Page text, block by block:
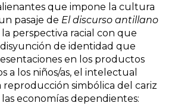
que impone la cultura
pasaje de El discurso antillano
la perspectiva racial con que
de identidad que
en los productos
a los niños/as, el intelectual
reproducción simbólica del cariz
economías dependientes: